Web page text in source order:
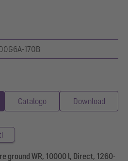
170B
Catalogo Download
ground WR, 10000 l, Direct, 1260-